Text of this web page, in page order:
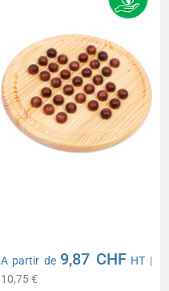
A partir de 9,87 CHF HT |
10,75 €